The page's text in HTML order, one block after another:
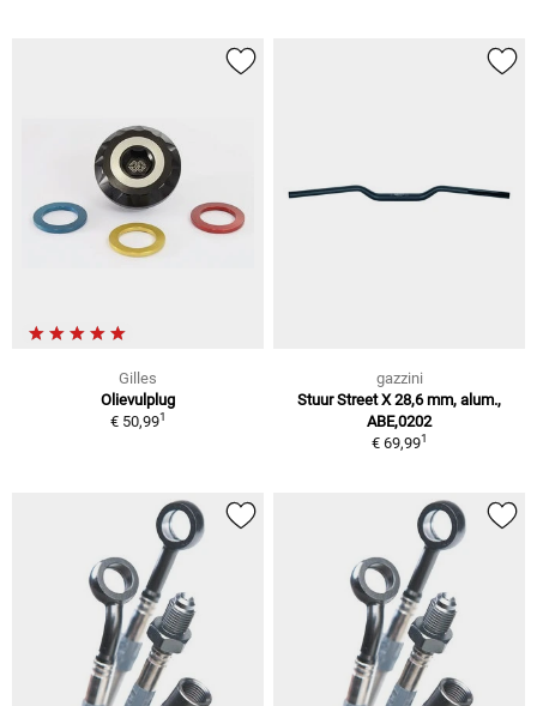
Gilles
Olievulplug
€ 50,991
gazzini
Stuur Street X 28,6 mm, alum.,
ABE,0202
€ 69,991